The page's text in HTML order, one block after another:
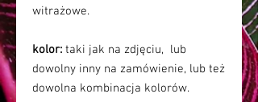
witrażowe.
kolor: taki jak na zdjęciu, lub
dowolny inny na zamówienie, lub też
dowolna kombinacja kolorów.